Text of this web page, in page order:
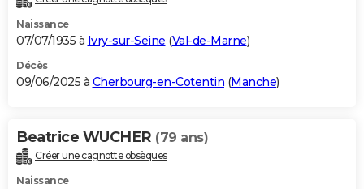
Naissance
07/07/1935 à Ivry-sur-Seine (Val-de-Marne)
Décès
09/06/2025 à Cherbourg-en-Cotentin (Manche)
Beatrice WUCHER (79 ans)
Créer une cagnotte obsèques
Naissance